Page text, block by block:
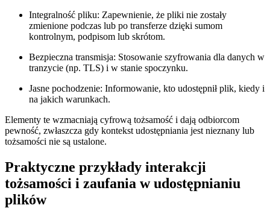
Integralność pliku: Zapewnienie, że pliki nie zostały
zmienione podczas lub po transferze dzięki sumom
kontrolnym, podpisom lub skrótom.
Bezpieczna transmisja: Stosowanie szyfrowania dla danych w
tranzycie (np. TLS) i w stanie spoczynku.
Jasne pochodzenie: Informowanie, kto udostępnił plik, kiedy i
na jakich warunkach.
Elementy te wzmacniają cyfrową tożsamość i dają odbiorcom
pewność, zwłaszcza gdy kontekst udostępniania jest nieznany lub
tożsamości nie są ustalone.
Praktyczne przykłady interakcji
tożsamości i zaufania w udostępnianiu
plików